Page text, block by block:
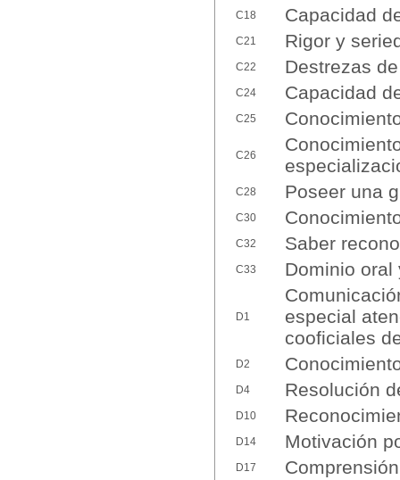
C18 Capacidad
C21 Rigor y
C22 Destrezas
C24 Capacidad
C25
C26
C28 Poseer una
C30
C32 Saber
C33 Dominio oral
D1
especial
cooficiales
D2
D4 Resolución
D10
D14 Motivación
D17